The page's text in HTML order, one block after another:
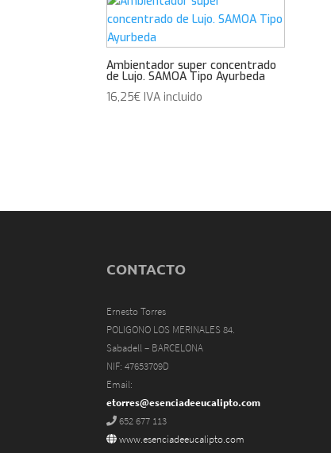
Ambientador super concentrado
de Lujo. SAMOA Tipo Ayurbeda
16,25€ IVA incluido
CONTACTO
Ernesto Torres
POLIGONO LOS MERINALES 84.
Sabadell – BARCELONA
NIF: 47653709D
Email:
etorres@esenciadeeucalipto.com
652 677 113
www.esenciadeeucalipto.com